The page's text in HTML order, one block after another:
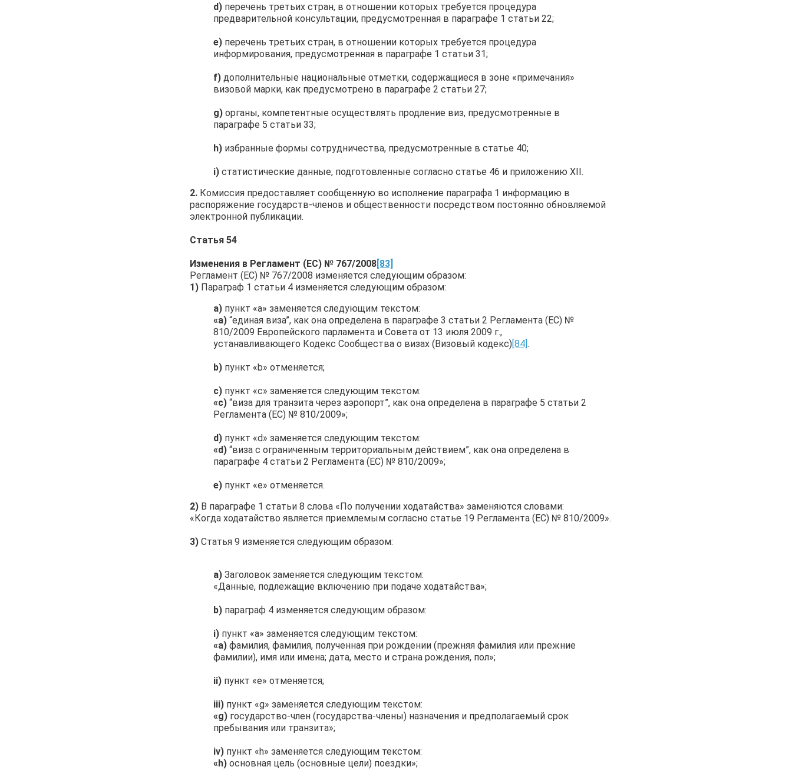
d) перечень третьих стран, в отношении которых требуется процедура
предварительной консультации, предусмотренная в параграфе 1 статьи 22;
e) перечень третьих стран, в отношении которых требуется процедура
информирования, предусмотренная в параграфе 1 статьи 31;
f) дополнительные национальные отметки, содержащиеся в зоне «примечания»
визовой марки, как предусмотрено в параграфе 2 статьи 27;
g) органы, компетентные осуществлять продление виз, предусмотренные в
параграфе 5 статьи 33;
h) избранные формы сотрудничества, предусмотренные в статье 40;
i) статистические данные, подготовленные согласно статье 46 и приложению XII.
2. Комиссия предоставляет сообщенную во исполнение параграфа 1 информацию в
распоряжение государств-членов и общественности посредством постоянно обновляемой
электронной публикации.
Статья 54
Изменения в Регламент (ЕС) № 767/2008[83]
Регламент (ЕС) № 767/2008 изменяется следующим образом:
1) Параграф 1 статьи 4 изменяется следующим образом:
а) пункт «а» заменяется следующим текстом:
«а) “единая виза”, как она определена в параграфе 3 статьи 2 Регламента (ЕС) №
810/2009 Европейского парламента и Совета от 13 июля 2009 г.,
устанавливающего Кодекс Сообщества о визах (Визовый кодекс)[84].
b) пункт «b» отменяется;
c) пункт «с» заменяется следующим текстом:
«с) “виза для транзита через аэропорт”, как она определена в параграфе 5 статьи 2
Регламента (ЕС) № 810/2009»;
d) пункт «d» заменяется следующим текстом:
«d) “виза с ограниченным территориальным действием”, как она определена в
параграфе 4 статьи 2 Регламента (ЕС) № 810/2009»;
e) пункт «е» отменяется.
2) В параграфе 1 статьи 8 слова «По получении ходатайства» заменяются словами:
«Когда ходатайство является приемлемым согласно статье 19 Регламента (ЕС) № 810/2009».
3) Статья 9 изменяется следующим образом:
a) Заголовок заменяется следующим текстом:
«Данные, подлежащие включению при подаче ходатайства»;
b) параграф 4 изменяется следующим образом:
i) пункт «а» заменяется следующим текстом:
«а) фамилия, фамилия, полученная при рождении (прежняя фамилия или прежние
фамилии), имя или имена; дата, место и страна рождения, пол»;
ii) пункт «е» отменяется;
iii) пункт «g» заменяется следующим текстом:
«g) государство-член (государства-члены) назначения и предполагаемый срок
пребывания или транзита»;
iv) пункт «h» заменяется следующим текстом:
«h) основная цель (основные цели) поездки»;